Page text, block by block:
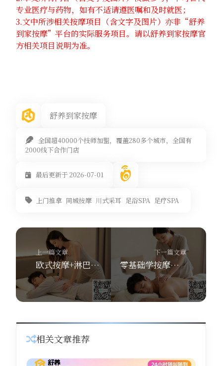
专业医疗与药物，如有不适请遵医嘱和及时就医；
3.文中所涉相关按摩项目（含文字及图片）亦非“舒养
到家按摩”平台的实际服务项目。请以舒养到家按摩官
方相关项目说明为准。
舒养到家按摩
全国超40000个技师加盟，覆盖280多个城市，全国有
2000线下合作门店
最后更新于 2026-07-01
上门推拿 同城按摩 川式采耳 足浴SPA 足疗SPA
上一篇文章
欧式按摩+淋巴引流+芳香疗法？舒养到家按摩带你体验身体深层排毒
下一篇文章
零基础学按摩？用舒养到家按摩APP，30天从入门到上岗！
相关文章推荐